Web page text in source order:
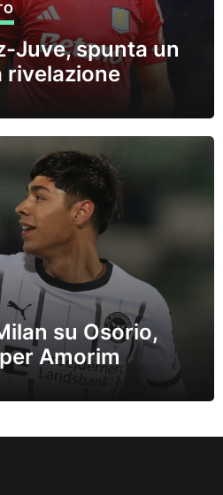
Juve, spunta un
rivelazione
su Osorio,
Amorim